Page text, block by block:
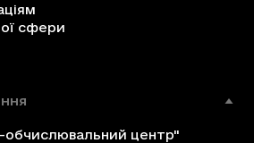
сфери
центр"